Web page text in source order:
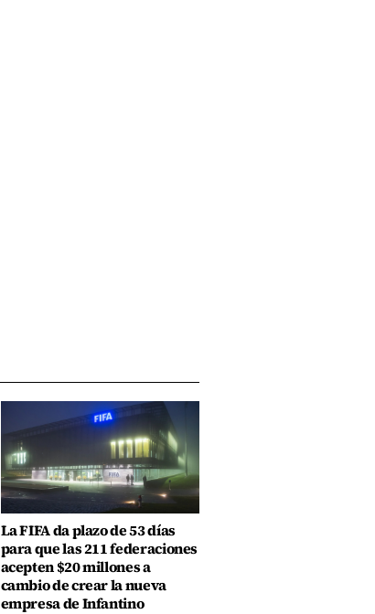
La FIFA da plazo de 53 días
para que las 211 federaciones
acepten $20 millones a
cambio de crear la nueva
empresa de Infantino